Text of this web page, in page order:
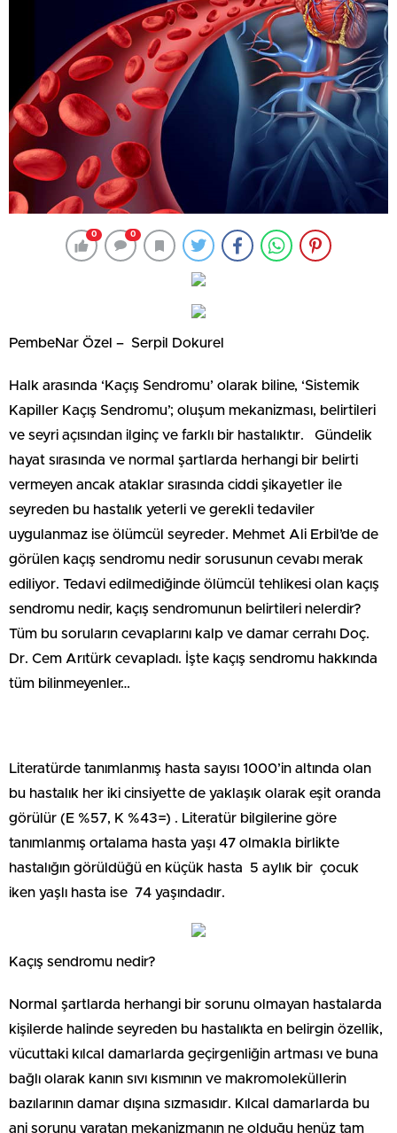
0 0
PembeNar Özel – Serpil Dokurel
Halk arasında ‘Kaçış Sendromu’ olarak biline, ‘Sistemik
Kapiller Kaçış Sendromu’; oluşum mekanizması, belirtileri
ve seyri açısından ilginç ve farklı bir hastalıktır. Gündelik
hayat sırasında ve normal şartlarda herhangi bir belirti
vermeyen ancak ataklar sırasında ciddi şikayetler ile
seyreden bu hastalık yeterli ve gerekli tedaviler
uygulanmaz ise ölümcül seyreder. Mehmet Ali Erbil’de de
görülen kaçış sendromu nedir sorusunun cevabı merak
ediliyor. Tedavi edilmediğinde ölümcül tehlikesi olan kaçış
sendromu nedir, kaçış sendromunun belirtileri nelerdir?
Tüm bu soruların cevaplarını kalp ve damar cerrahı Doç.
Dr. Cem Arıtürk cevapladı. İşte kaçış sendromu hakkında
tüm bilinmeyenler…
Literatürde tanımlanmış hasta sayısı 1000’in altında olan
bu hastalık her iki cinsiyette de yaklaşık olarak eşit oranda
görülür (E %57, K %43=) . Literatür bilgilerine göre
tanımlanmış ortalama hasta yaşı 47 olmakla birlikte
hastalığın görüldüğü en küçük hasta 5 aylık bir çocuk
iken yaşlı hasta ise 74 yaşındadır.
Kaçış sendromu nedir?
Normal şartlarda herhangi bir sorunu olmayan hastalarda
kişilerde halinde seyreden bu hastalıkta en belirgin özellik,
vücuttaki kılcal damarlarda geçirgenliğin artması ve buna
bağlı olarak kanın sıvı kısmının ve makromoleküllerin
bazılarının damar dışına sızmasıdır. Kılcal damarlarda bu
ani sorunu yaratan mekanizmanın ne olduğu henüz tam